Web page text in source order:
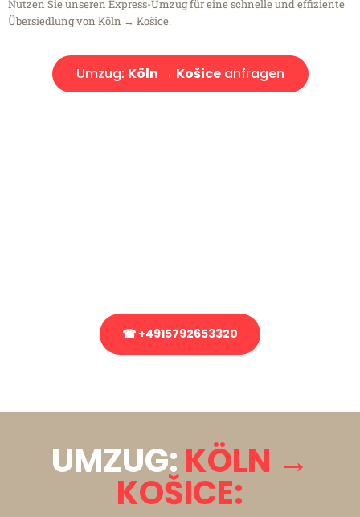
Nutzen Sie unseren Express-Umzug für eine schnelle und effiziente
Übersiedlung von Köln → Košice.
Umzug: Köln → Košiceanfragen
☎ +4915792653320
UMZUG:KÖLN →
KOŠICE: